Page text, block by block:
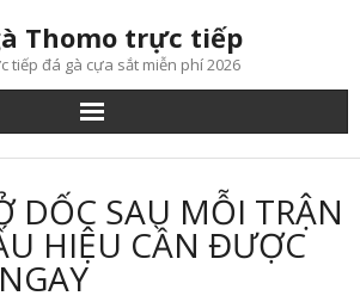
Thomo trực tiếp
tiếp đá gà cựa sắt miễn phí 2026
DỐC SAU MỖI TRẬN
HIỆU CẦN ĐƯỢC